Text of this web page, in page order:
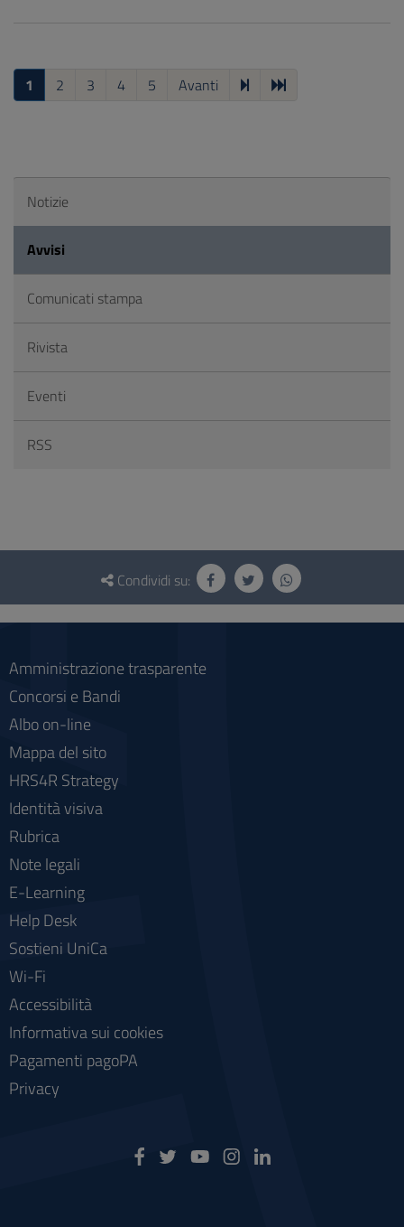
1 2 3 4 5 Avanti
Notizie
Avvisi
Comunicati stampa
Rivista
Eventi
RSS
Questionario
social
Condividi su:
Amministrazione trasparente
Concorsi e Bandi
Albo on-line
Mappa del sito
HRS4R Strategy
Identità visiva
Rubrica
Note legali
E-Learning
Help Desk
Sostieni UniCa
Wi-Fi
Accessibilità
Informativa sui cookies
Pagamenti pagoPA
Privacy